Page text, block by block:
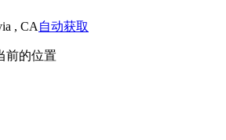
, CA 自动获取
前的位置